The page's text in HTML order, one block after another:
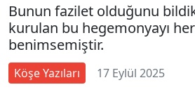
Bunun fazilet olduğunu
kurulan bu hegemonyayı
benimsemiştir.
Köşe Yazıları 17 Eylül 2025